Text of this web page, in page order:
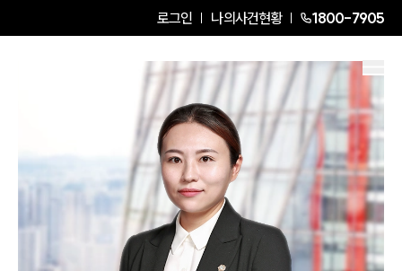
로그인 나의사건현황 1800-7905
Partner Attorney